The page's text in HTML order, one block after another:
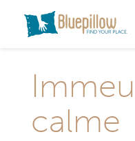
calme